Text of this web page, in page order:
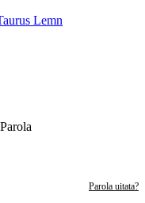
Lemn
Parola
Parola uitata?